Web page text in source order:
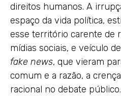
direitos humanos. A
espaço da vida política,
esse território carente de
mídias sociais, e veículo
fake news, que vieram
comum e a razão, a
racional no debate